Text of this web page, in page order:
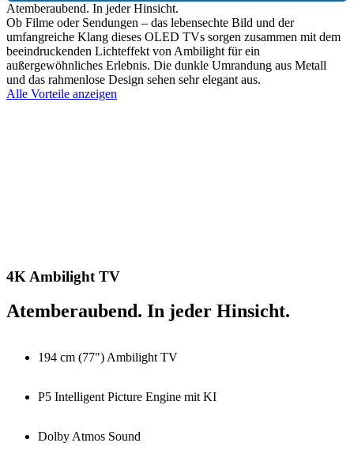
Atemberaubend. In jeder Hinsicht.
Ob Filme oder Sendungen – das lebensechte Bild und der
umfangreiche Klang dieses OLED TVs sorgen zusammen mit dem
beeindruckenden Lichteffekt von Ambilight für ein
außergewöhnliches Erlebnis. Die dunkle Umrandung aus Metall
und das rahmenlose Design sehen sehr elegant aus.
Alle Vorteile anzeigen
4K Ambilight TV
Atemberaubend. In jeder Hinsicht.
194 cm (77") Ambilight TV
P5 Intelligent Picture Engine mit KI
Dolby Atmos Sound